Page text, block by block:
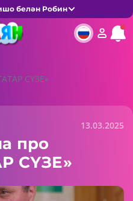
белән Робин
СҮЗЕ»
13.03.2025
про
СҮЗЕ»